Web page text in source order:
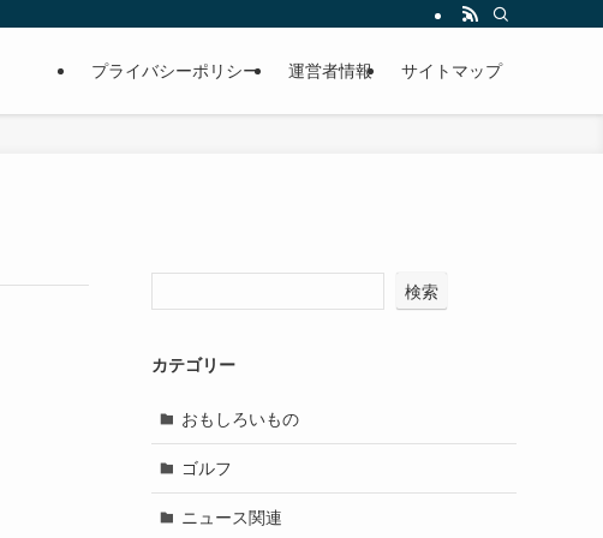
プライバシーポリシー 運営者情報 サイトマップ
検索
カテゴリー
おもしろいもの
ゴルフ
ニュース関連